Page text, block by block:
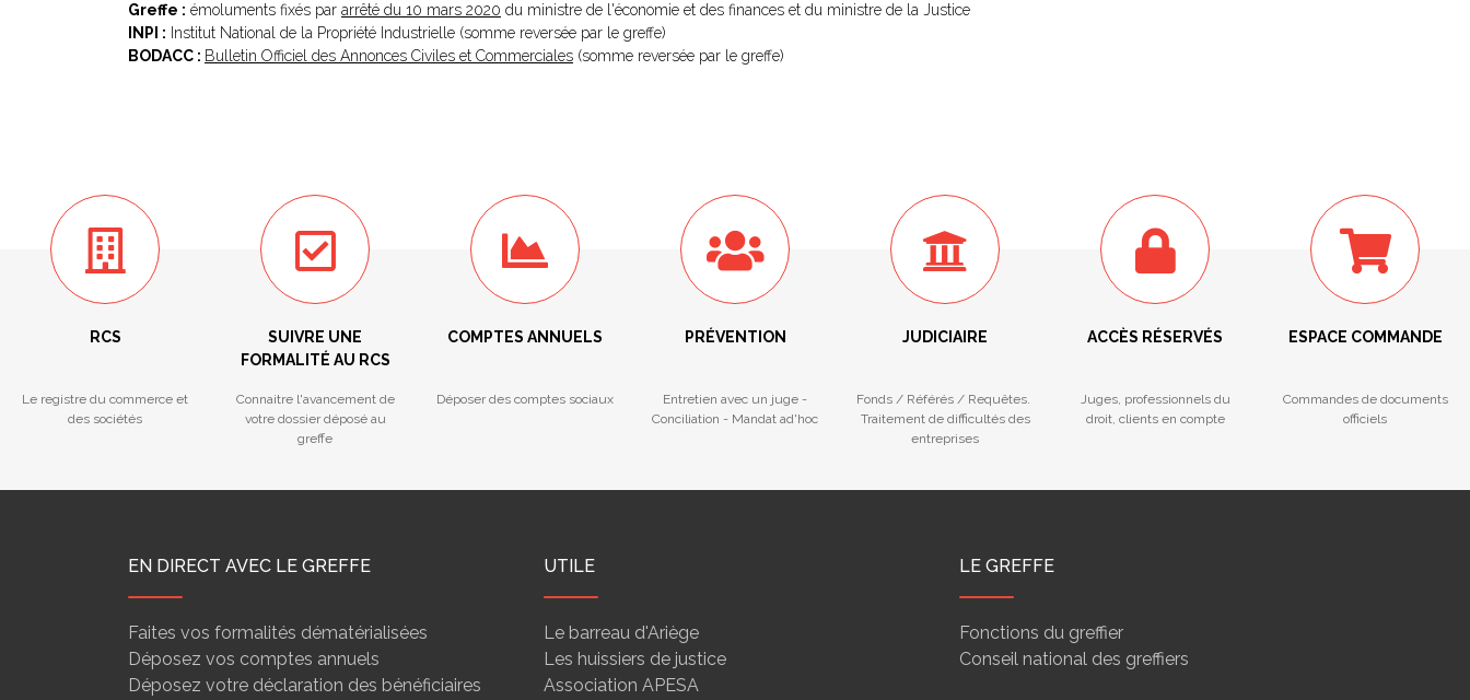
Greffe : émoluments fixés par arrêté du 10 mars 2020 du ministre de l'économie et des finances et du ministre de la Justice
INPI : Institut National de la Propriété Industrielle (somme reversée par le greffe)
BODACC : Bulletin Officiel des Annonces Civiles et Commerciales (somme reversée par le greffe)
RCS
Le registre du commerce et
des sociétés
SUIVRE UNE
FORMALITÉ AU RCS
Connaitre l'avancement de
votre dossier déposé au
greffe
COMPTES ANNUELS
Déposer des comptes sociaux
PRÉVENTION
Entretien avec un juge -
Conciliation - Mandat ad'hoc
JUDICIAIRE
Fonds / Référés / Requêtes.
Traitement de difficultés des
entreprises
ACCÈS RÉSERVÉS
Juges, professionnels du
droit, clients en compte
ESPACE COMMANDE
Commandes de documents
officiels
EN DIRECT AVEC LE GREFFE
Faites vos formalités dématérialisées
Déposez vos comptes annuels
Déposez votre déclaration des bénéficiaires
UTILE
Le barreau d'Ariège
Les huissiers de justice
Association APESA
LE GREFFE
Fonctions du greffier
Conseil national des greffiers